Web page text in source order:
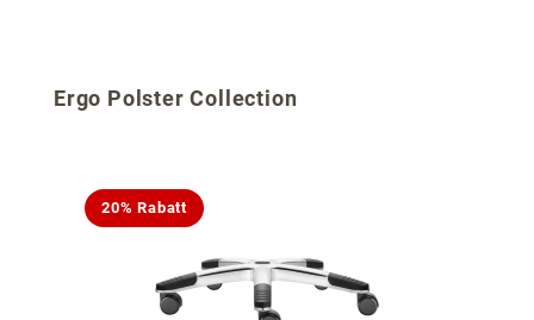
Produktgalerie überspringen
Ergo Polster Collection
20% Rabatt